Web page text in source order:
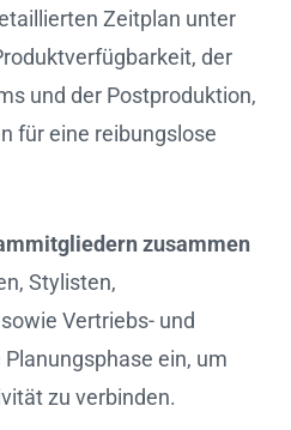
Zeitplan unter
der
und der Postproduktion,
für eine reibungslose
zusammen
Stylisten,
Vertriebs- und
ein, um
zu verbinden.